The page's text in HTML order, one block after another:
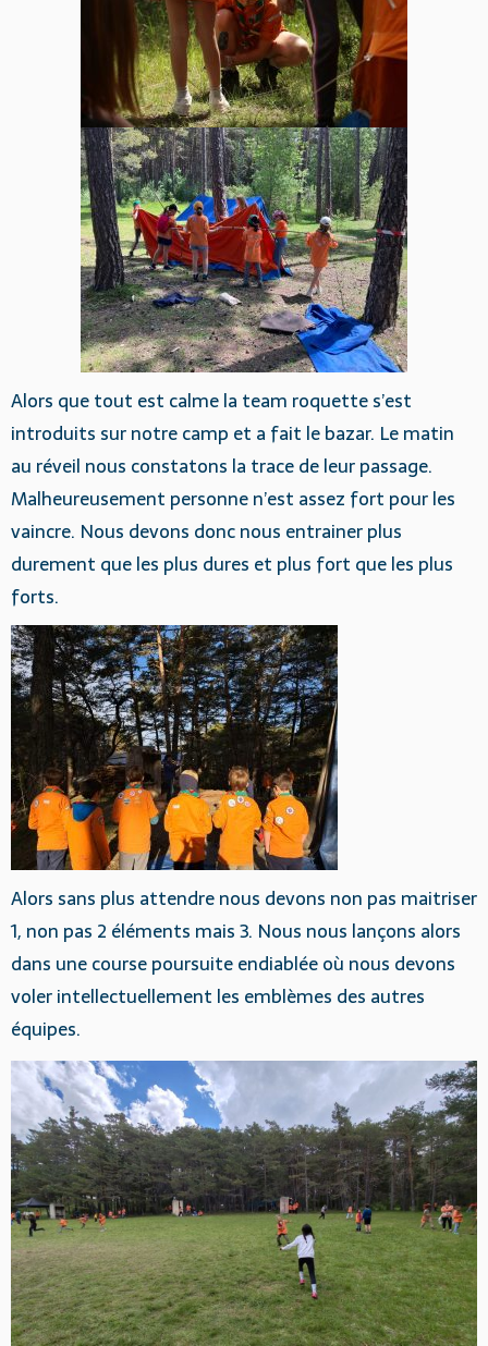
Alors que tout est calme la team roquette s’est
introduits sur notre camp et a fait le bazar. Le matin
au réveil nous constatons la trace de leur passage.
Malheureusement personne n’est assez fort pour les
vaincre. Nous devons donc nous entrainer plus
durement que les plus dures et plus fort que les plus
forts.
Alors sans plus attendre nous devons non pas maitriser
1, non pas 2 éléments mais 3. Nous nous lançons alors
dans une course poursuite endiablée où nous devons
voler intellectuellement les emblèmes des autres
équipes.